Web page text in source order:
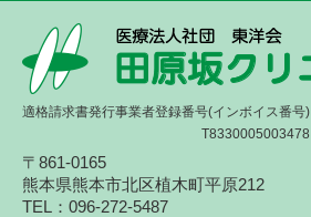
適格請求書発行事業者登録番号(インボイス番号)
T8330005003478
〒861-0165
熊本県熊本市北区植木町平原212
TEL：096-272-5487